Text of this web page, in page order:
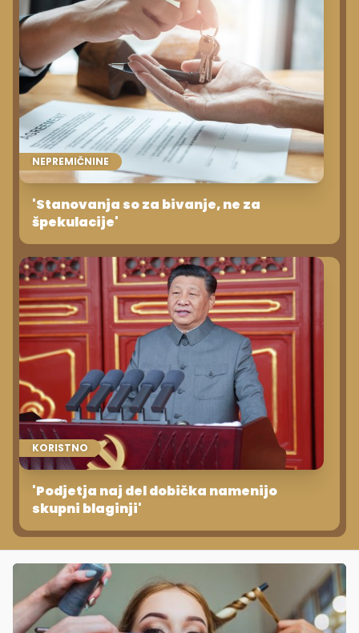
NEPREMIČNINE
'Stanovanja so za bivanje, ne za
špekulacije'
KORISTNO
'Podjetja naj del dobička namenijo
skupni blaginji'